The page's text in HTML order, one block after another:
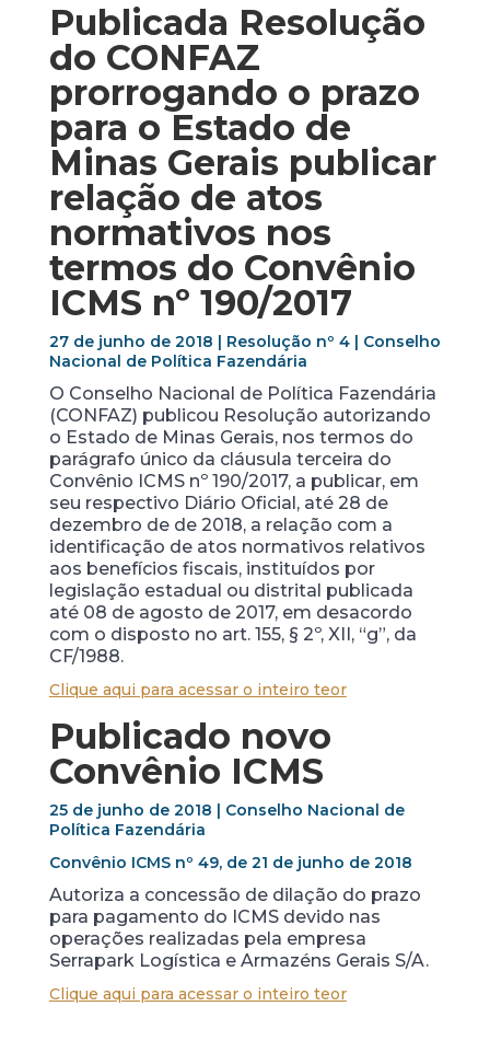
Publicada Resolução
do CONFAZ
prorrogando o prazo
para o Estado de
Minas Gerais publicar
relação de atos
normativos nos
termos do Convênio
ICMS nº 190/2017
27 de junho de 2018 | Resolução nº 4 | Conselho
Nacional de Política Fazendária
O Conselho Nacional de Política Fazendária
(CONFAZ) publicou Resolução autorizando
o Estado de Minas Gerais, nos termos do
parágrafo único da cláusula terceira do
Convênio ICMS nº 190/2017, a publicar, em
seu respectivo Diário Oficial, até 28 de
dezembro de de 2018, a relação com a
identificação de atos normativos relativos
aos benefícios fiscais, instituídos por
legislação estadual ou distrital publicada
até 08 de agosto de 2017, em desacordo
com o disposto no art. 155, § 2º, XII, “g”, da
CF/1988.
Clique aqui para acessar o inteiro teor
Publicado novo
Convênio ICMS
25 de junho de 2018 | Conselho Nacional de
Política Fazendária
Convênio ICMS nº 49, de 21 de junho de 2018
Autoriza a concessão de dilação do prazo
para pagamento do ICMS devido nas
operações realizadas pela empresa
Serrapark Logística e Armazéns Gerais S/A.
Clique aqui para acessar o inteiro teor